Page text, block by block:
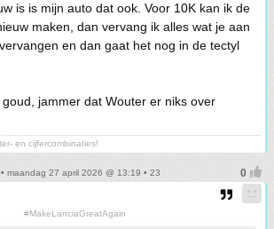
is is mijn auto dat ook. Voor 10K kan ik de
maken, dan vervang ik alles wat je aan
en dan gaat het nog in de tectyl
jammer dat Wouter er niks over
en cijfercombinaties!
• maandag 27 april 2026 @ 13:19 • 23
#MakeLanciaGreatAgain